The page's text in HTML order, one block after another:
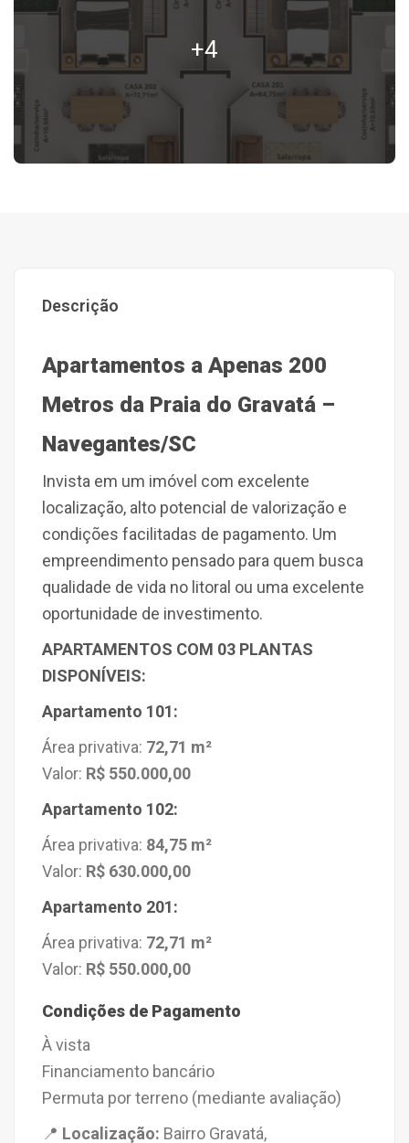
+4
Descrição
Apartamentos a Apenas 200
Metros da Praia do Gravatá –
Navegantes/SC
Invista em um imóvel com excelente
localização, alto potencial de valorização e
condições facilitadas de pagamento. Um
empreendimento pensado para quem busca
qualidade de vida no litoral ou uma excelente
oportunidade de investimento.
APARTAMENTOS COM 03 PLANTAS
DISPONÍVEIS:
Apartamento 101:
Área privativa: 72,71 m²
Valor: R$ 550.000,00
Apartamento 102:
Área privativa: 84,75 m²
Valor: R$ 630.000,00
Apartamento 201:
Área privativa: 72,71 m²
Valor: R$ 550.000,00
Condições de Pagamento
À vista
Financiamento bancário
Permuta por terreno (mediante avaliação)
📍 Localização: Bairro Gravatá,